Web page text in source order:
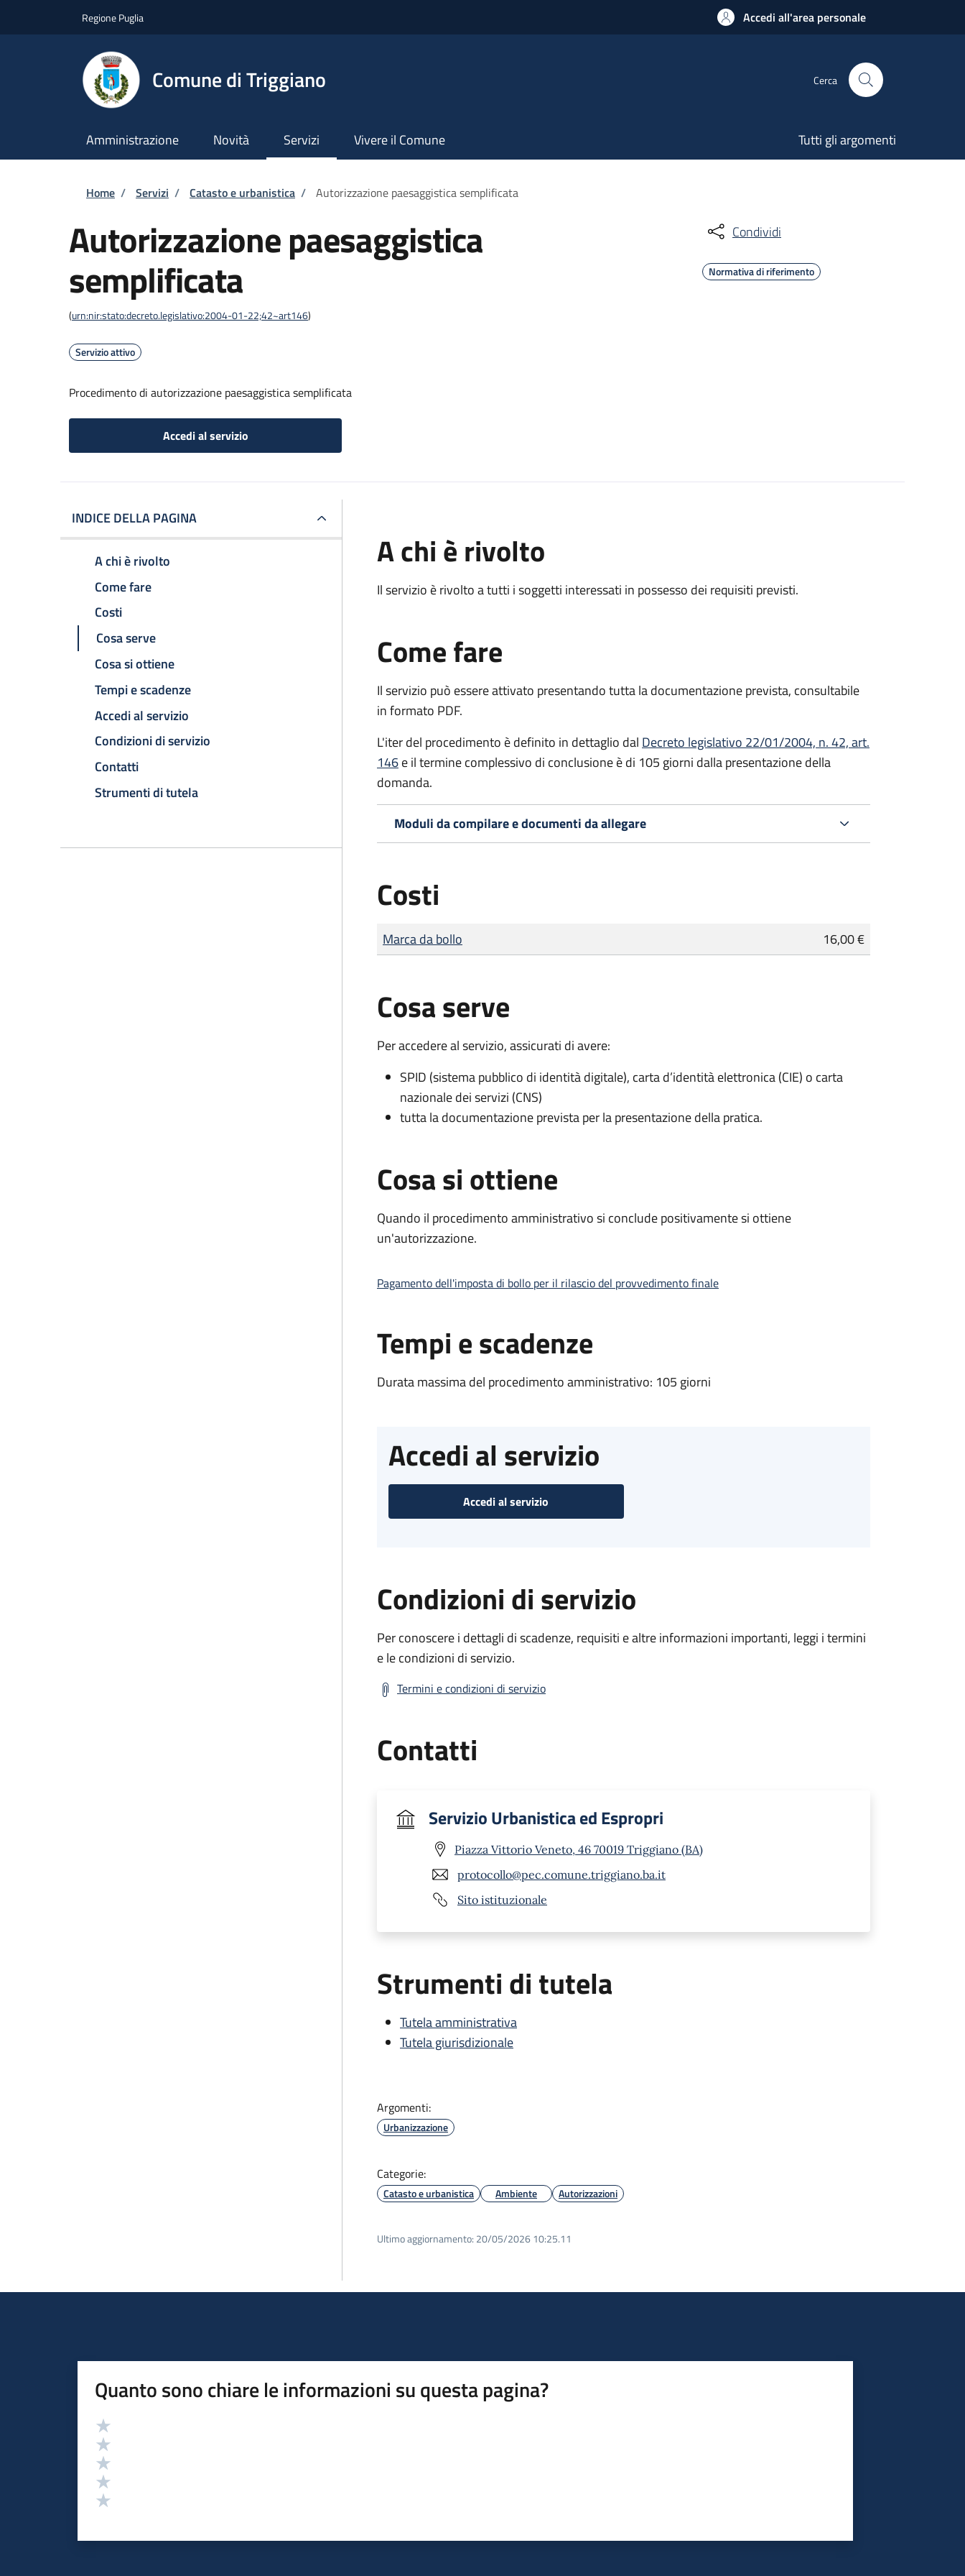
Regione Puglia Accedi all'area personale
Comune di Triggiano Cerca
Amministrazione Novità Servizi Vivere il Comune Tutti gli argomenti
Briciole di pane
Home / Servizi / Catasto e urbanistica / Autorizzazione paesaggistica semplificata
Autorizzazione paesaggistica
semplificata
(urn:nir:stato:decreto.legislativo:2004-01-22;42~art146)
Servizio attivo
Procedimento di autorizzazione paesaggistica semplificata
Accedi al servizio
Condividi
Normativa di riferimento
INDICE DELLA PAGINA
A chi è rivolto
Come fare
Costi
Cosa serve
Cosa si ottiene
Tempi e scadenze
Accedi al servizio
Condizioni di servizio
Contatti
Strumenti di tutela
A chi è rivolto
Il servizio è rivolto a tutti i soggetti interessati in possesso dei requisiti previsti.
Come fare
Il servizio può essere attivato presentando tutta la documentazione prevista, consultabile
in formato PDF.
L'iter del procedimento è definito in dettaglio dal Decreto legislativo 22/01/2004, n. 42, art.
146e il termine complessivo di conclusione è di 105 giorni dalla presentazione della
domanda.
Moduli da compilare e documenti da allegare
Costi
Tipo di pagamento
Importo
Marca da bollo 16,00 €
Cosa serve
Per accedere al servizio, assicurati di avere:
SPID (sistema pubblico di identità digitale), carta d’identità elettronica (CIE) o carta
nazionale dei servizi (CNS)
tutta la documentazione prevista per la presentazione della pratica.
Cosa si ottiene
Quando il procedimento amministrativo si conclude positivamente si ottiene
un'autorizzazione.
Pagamento dell'imposta di bollo per il rilascio del provvedimento finale
Tempi e scadenze
Durata massima del procedimento amministrativo: 105 giorni
Accedi al servizio
Accedi al servizio
Condizioni di servizio
Per conoscere i dettagli di scadenze, requisiti e altre informazioni importanti, leggi i termini
e le condizioni di servizio.
Termini e condizioni di servizio
Contatti
Servizio Urbanistica ed Espropri
Piazza Vittorio Veneto, 46 70019 Triggiano (BA)
protocollo@pec.comune.triggiano.ba.it
Sito istituzionale
Strumenti di tutela
Tutela amministrativa
Tutela giurisdizionale
Argomenti:
Urbanizzazione
Categorie:
Catasto e urbanistica Ambiente Autorizzazioni
Ultimo aggiornamento: 20/05/2026 10:25.11
Quanto sono chiare le informazioni su questa pagina?
Valutazione